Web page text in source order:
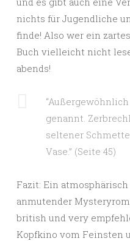
nichts für Jugendliche
finde! Also wer ein
Buch vielleicht nicht
abends!
genannt.
seltener
Vase.” (Seite 45)
Fazit: Ein
anmutender
british und very
Kopfkino vom Feinsten